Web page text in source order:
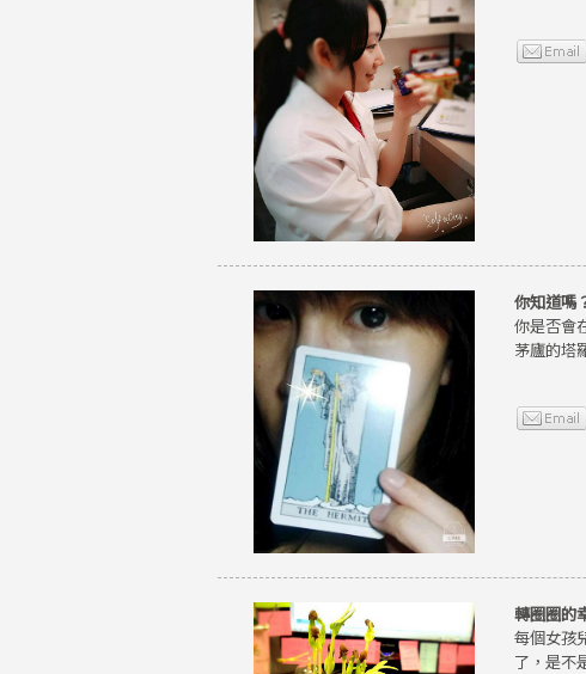
你知道嗎
你是否會
茅廬的塔
轉圈圈的
每個女孩
了，是不